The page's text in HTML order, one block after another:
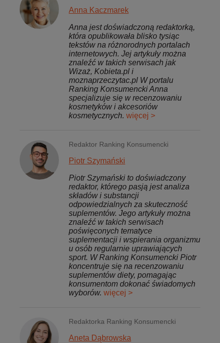
Anna Kaczmarek
Anna jest doświadczoną redaktorką,
która opublikowała blisko tysiąc
tekstów na różnorodnych portalach
internetowych. Jej artykuły można
znaleźć w takich serwisach jak
Wizaż, Kobieta.pl i
moznaprzeczytac.pl W portalu
Ranking Konsumencki Anna
specjalizuje się w recenzowaniu
kosmetyków i akcesoriów
kosmetycznych. więcej >
Redaktor Ranking Konsumencki
Piotr Szymański
Piotr Szymański to doświadczony
redaktor, którego pasją jest analiza
składów i substancji
odpowiedzialnych za skuteczność
suplementów. Jego artykuły można
znaleźć w takich serwisach
poświęconych tematyce
suplementacji i wspierania organizmu
u osób regularnie uprawiających
sport. W Ranking Konsumencki Piotr
koncentruje się na recenzowaniu
suplementów diety, pomagając
konsumentom dokonać świadomych
wyborów. więcej >
Redaktorka Ranking Konsumencki
Aneta Dąbrowska